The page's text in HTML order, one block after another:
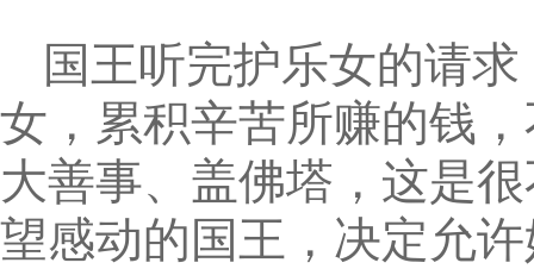
国王听完护乐女的请
女，累积辛苦所赚的钱
大善事、盖佛塔，这是
望感动的国王，决定允